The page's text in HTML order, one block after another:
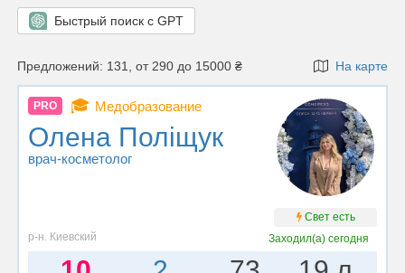
Быстрый поиск с GPT
Предложений: 131, от 290 до 15000 ₴ На карте
PRO 🎓 Медобразование
Олена Поліщук
врач-косметолог
Свет есть
р-н. Киевский
Заходил(а)сегодня